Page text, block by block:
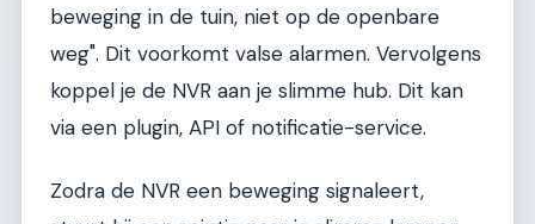
beweging in de tuin, niet op de openbare
weg". Dit voorkomt valse alarmen. Vervolgens
koppel je de NVR aan je slimme hub. Dit kan
via een plugin, API of notificatie-service.
Zodra de NVR een beweging signaleert,